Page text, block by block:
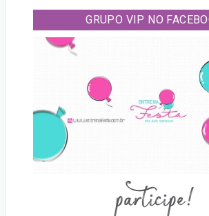
GRUPO VIP NO
participe!